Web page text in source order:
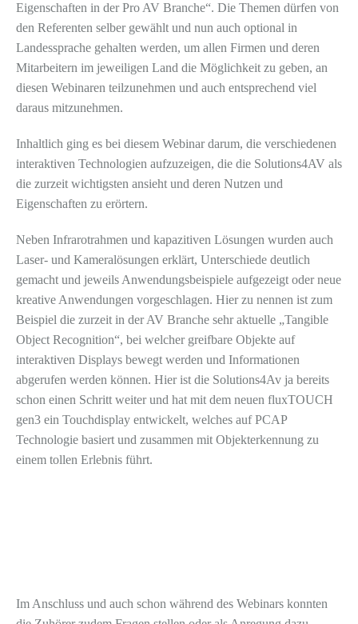
Eigenschaften in der Pro AV Branche“. Die Themen dürfen von
den Referenten selber gewählt und nun auch optional in
Landessprache gehalten werden, um allen Firmen und deren
Mitarbeitern im jeweiligen Land die Möglichkeit zu geben, an
diesen Webinaren teilzunehmen und auch entsprechend viel
daraus mitzunehmen.
Inhaltlich ging es bei diesem Webinar darum, die verschiedenen
interaktiven Technologien aufzuzeigen, die die Solutions4AV als
die zurzeit wichtigsten ansieht und deren Nutzen und
Eigenschaften zu erörtern.
Neben Infrarotrahmen und kapazitiven Lösungen wurden auch
Laser- und Kameralösungen erklärt, Unterschiede deutlich
gemacht und jeweils Anwendungsbeispiele aufgezeigt oder neue
kreative Anwendungen vorgeschlagen. Hier zu nennen ist zum
Beispiel die zurzeit in der AV Branche sehr aktuelle „Tangible
Object Recognition“, bei welcher greifbare Objekte auf
interaktiven Displays bewegt werden und Informationen
abgerufen werden können. Hier ist die Solutions4Av ja bereits
schon einen Schritt weiter und hat mit dem neuen fluxTOUCH
gen3 ein Touchdisplay entwickelt, welches auf PCAP
Technologie basiert und zusammen mit Objekterkennung zu
einem tollen Erlebnis führt.
Im Anschluss und auch schon während des Webinars konnten